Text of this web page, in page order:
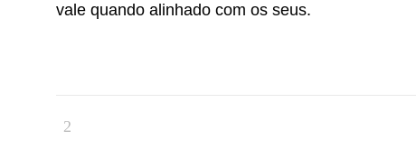
vale quando alinhado com os seus.